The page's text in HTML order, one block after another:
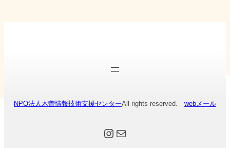
NPO法人木曽情報技術支援センターAll rights reserved. webメール
Instagram メール